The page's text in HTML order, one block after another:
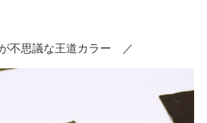
不思議な王道カラー ／